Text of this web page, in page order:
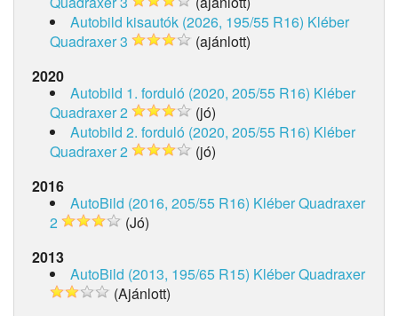
Autobild kisautók (2026, 195/55 R16) Kléber
Quadraxer 3
(ajánlott)
2020
Autobild 1. forduló (2020, 205/55 R16) Kléber
Quadraxer 2
(jó)
Autobild 2. forduló (2020, 205/55 R16) Kléber
Quadraxer 2
(jó)
2016
AutoBild (2016, 205/55 R16) Kléber Quadraxer
2
(Jó)
2013
AutoBild (2013, 195/65 R15) Kléber Quadraxer
(Ajánlott)